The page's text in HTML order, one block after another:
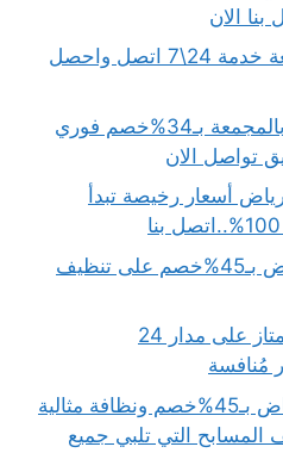
شركة تنظيف فلل بالمجمعة خدمة 24\7 اتصل واحصل
افضل شركة تنظيف كنب بالمجمعة بـ34%خصم فوري
تواصل الان
أسعار رخيصة تبدأ
شركة تنظيف قصور بالرياض بـ45%خصم على تنظيف
كهربائي منازل بالرياض..ممتاز على مدار 24
شركة تنظيف مسابح بالرياض بـ45%خصم ونظافة مثالية
المسابح التي تلبي جميع